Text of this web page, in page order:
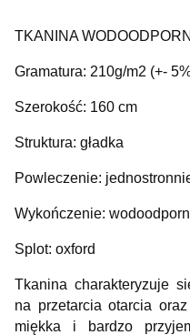
TKANINA
Gramatura: 210g/m2 (+-
Szerokość: 160 cm
Struktura: gładka
Powleczenie:
Wykończenie:
Splot: oxford
Tkanina charakteryzuje
na przetarcia otarcia
miękka i bardzo